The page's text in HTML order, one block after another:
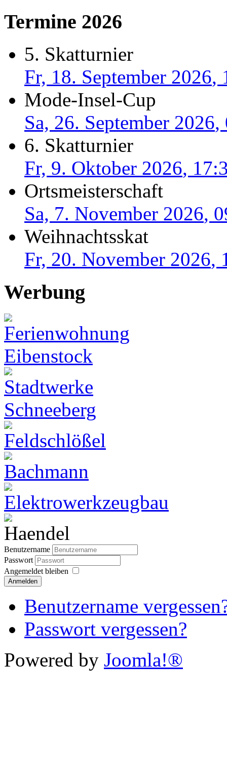
Termine 2026
5. Skatturnier
Fr, 18. September 2026,
Mode-Insel-Cup
Sa, 26. September 2026,
6. Skatturnier
Fr, 9. Oktober 2026,
Ortsmeisterschaft
Sa, 7. November 2026,
Weihnachtsskat
Fr, 20. November 2026,
Werbung
Benutzername
Passwort
Angemeldet bleiben
Anmelden
Benutzername
Passwort vergessen?
Powered by Joomla!®